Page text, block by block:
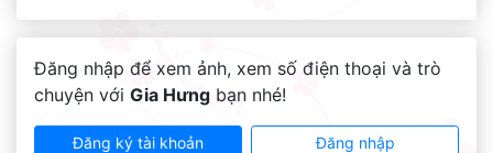
Đăng nhập để xem ảnh, xem số điện thoại và trò
chuyện với Gia Hưng bạn nhé!
Đăng ký tài khoản Đăng nhập